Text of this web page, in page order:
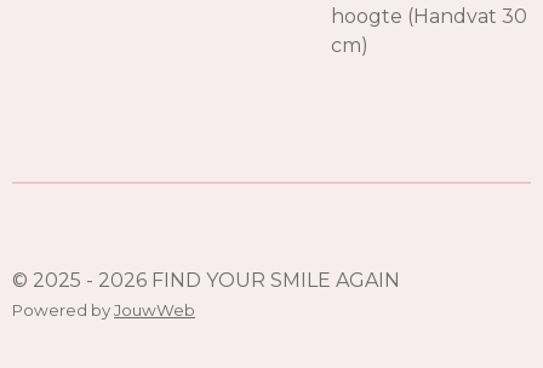
hoogte (Handvat 30
cm)
© 2025 - 2026 FIND YOUR SMILE AGAIN
Powered byJouwWeb